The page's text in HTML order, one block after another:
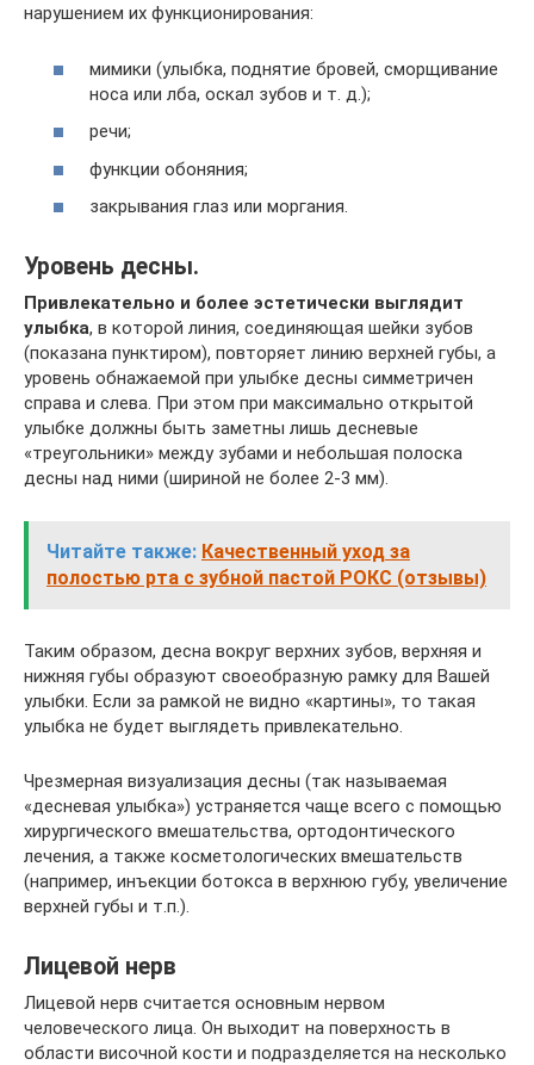
нарушением их функционирования:
мимики (улыбка, поднятие бровей, сморщивание
носа или лба, оскал зубов и т. д.);
речи;
функции обоняния;
закрывания глаз или моргания.
Уровень десны.
Привлекательно и более эстетически выглядит
улыбка, в которой линия, соединяющая шейки зубов
(показана пунктиром), повторяет линию верхней губы, а
уровень обнажаемой при улыбке десны симметричен
справа и слева. При этом при максимально открытой
улыбке должны быть заметны лишь десневые
«треугольники» между зубами и небольшая полоска
десны над ними (шириной не более 2-3 мм).
Читайте также: Качественный уход за
полостью рта с зубной пастой РОКС (отзывы)
Таким образом, десна вокруг верхних зубов, верхняя и
нижняя губы образуют своеобразную рамку для Вашей
улыбки. Если за рамкой не видно «картины», то такая
улыбка не будет выглядеть привлекательно.
Чрезмерная визуализация десны (так называемая
«десневая улыбка») устраняется чаще всего с помощью
хирургического вмешательства, ортодонтического
лечения, а также косметологических вмешательств
(например, инъекции ботокса в верхнюю губу, увеличение
верхней губы и т.п.).
Лицевой нерв
Лицевой нерв считается основным нервом
человеческого лица. Он выходит на поверхность в
области височной кости и подразделяется на несколько